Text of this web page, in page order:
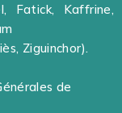
Fatick, Kaffrine,
Ziguinchor).
de